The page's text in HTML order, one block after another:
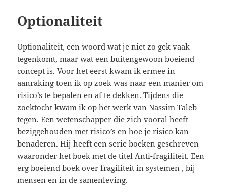
Optionaliteit
Optionaliteit, een woord wat je niet zo gek vaak
tegenkomt, maar wat een buitengewoon boeiend
concept is. Voor het eerst kwam ik ermee in
aanraking toen ik op zoek was naar een manier om
risico’s te bepalen en af te dekken. Tijdens die
zoektocht kwam ik op het werk van Nassim Taleb
tegen. Een wetenschapper die zich vooral heeft
beziggehouden met risico’s en hoe je risico kan
benaderen. Hij heeft een serie boeken geschreven
waaronder het boek met de titel Anti-fragiliteit. Een
erg boeiend boek over fragiliteit in systemen , bij
mensen en in de samenleving.